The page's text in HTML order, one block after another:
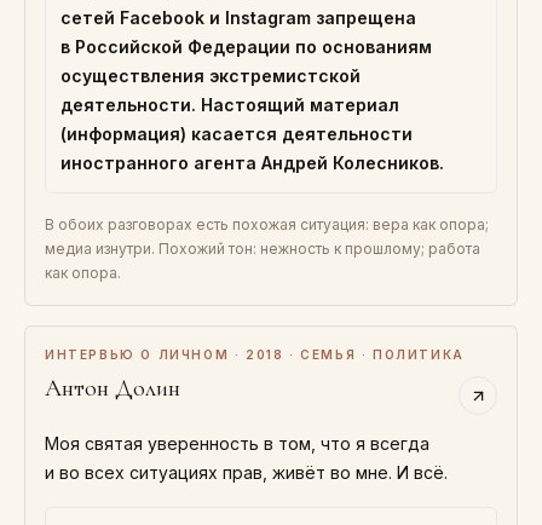
сетей Facebook и Instagram запрещена
в Российской Федерации по основаниям
осуществления экстремистской
деятельности. Настоящий материал
(информация) касается деятельности
иностранного агента Андрей Колесников.
В обоих разговорах есть похожая ситуация: вера как опора;
медиа изнутри. Похожий тон: нежность к прошлому; работа
как опора.
ИНТЕРВЬЮ О ЛИЧНОМ · 2018 · СЕМЬЯ · ПОЛИТИКА
Антон Долин
Моя святая уверенность в том, что я всегда
и во всех ситуациях прав, живёт во мне. И всё.